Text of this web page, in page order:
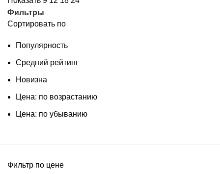
Фильтры
Сортировать по
Популярность
Средний рейтинг
Новизна
Цена: по возрастанию
Цена: по убыванию
Фильтр по цене